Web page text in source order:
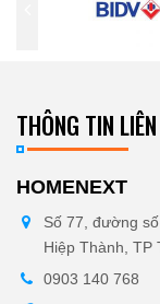
THÔNG TIN
HOMENEXT
Số 77, đường
Hiệp Thành, TP
0903 140 768